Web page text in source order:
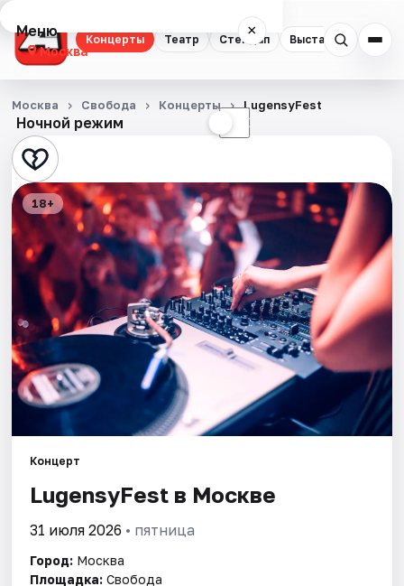
Концерты Театр Стендап Выставки
Меню ×
Москва
Концерты
Театр
Стендап
Выставки
Квесты
Экскурсии
Спорт
События
Площадки
Артисты
Рейтинги
Ночной режим ☾
Москва Свобода Концерты LugensyFest
18+
Концерт
LugensyFest в Москве
31 июля 2026 • пятница
Город: Москва
Площадка: Свобода